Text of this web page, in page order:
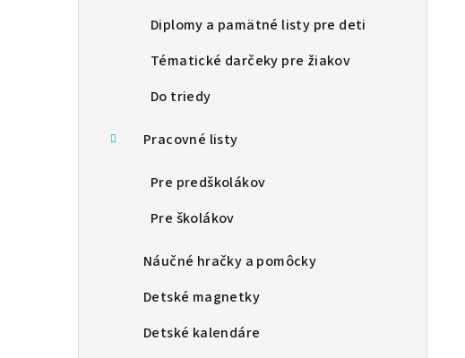
Diplomy a pamätné listy pre deti
Tématické darčeky pre žiakov
Do triedy
Pracovné listy
Pre predškolákov
Pre školákov
Náučné hračky a pomôcky
Detské magnetky
Detské kalendáre